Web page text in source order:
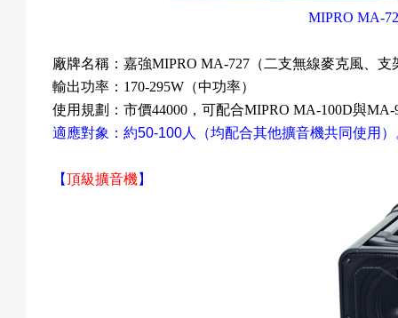
慶
MIPRO MA-
廠牌名稱：嘉強MIPRO MA-727 （二支無線麥克風、支
輸出功率： 170-295W （中功率）
使用規劃：市價44000 ，可配合MIPRO MA-100D與MA-
適應對象：約50-100人（均配合其他擴音機共同使用
【頂級擴音機】